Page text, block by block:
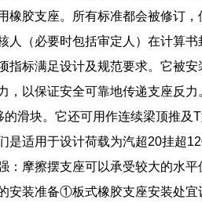
橡胶支座。所有标准都会被修订
人（必要时包括审定人）在计算
指标满足设计及规范要求。它被
，以保证安全可靠地传递支座反
滑块。它还可用作连续梁顶推
是适用于设计荷载为汽超20挂超
：摩擦摆支座可以承受较大的水平
安装准备①板式橡胶支座安装处